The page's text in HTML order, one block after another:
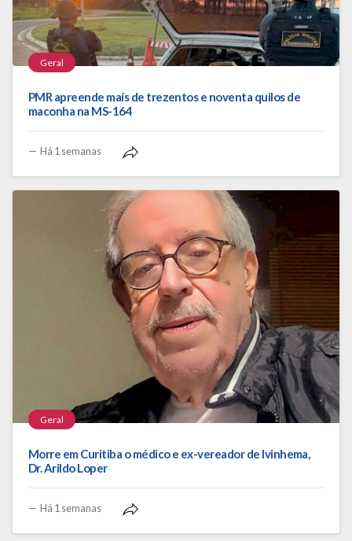
Geral
PMR apreende maís de trezentos e noventa quilos de
maconha na MS-164
Há 1 semanas
Geral
Morre em Curitiba o médico e ex-vereador de Ivinhema,
Dr. Arildo Loper
Há 1 semanas